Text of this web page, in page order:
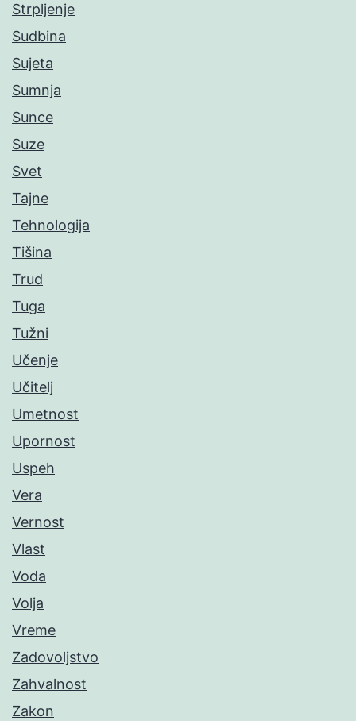
Strpljenje
Sudbina
Sujeta
Sumnja
Sunce
Suze
Svet
Tajne
Tehnologija
Tišina
Trud
Tuga
Tužni
Učenje
Učitelj
Umetnost
Upornost
Uspeh
Vera
Vernost
Vlast
Voda
Volja
Vreme
Zadovoljstvo
Zahvalnost
Zakon